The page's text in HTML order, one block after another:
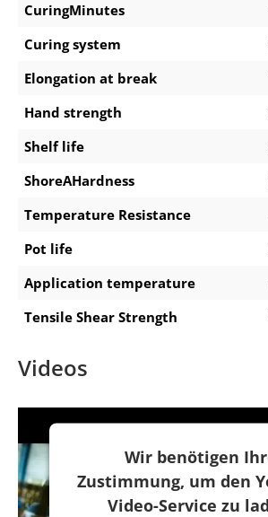
CuringMinutes
Curing system
Elongation at break
Hand strength
Shelf life
ShoreAHardness
Temperature Resistance
Pot life
Application temperature
Tensile Shear Strength
Videos
Wir benötigen
Zustimmung, um den
Video-Service zu